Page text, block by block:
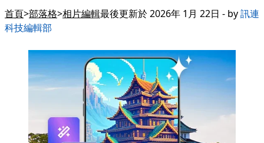
首頁 部落格 相片編輯最後更新於 2026年 1月 22日 - by訊連
科技編輯部